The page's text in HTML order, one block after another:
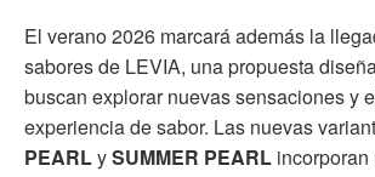
El verano 2026 marcará además la
sabores de LEVIA, una propuesta
buscan explorar nuevas sensaciones y
experiencia de sabor. Las nuevas
PEARLySUMMER PEARL